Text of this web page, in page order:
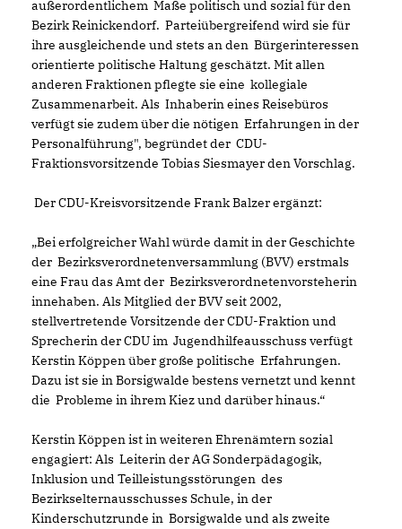
außerordentlichem Maße politisch und sozial für den
Bezirk Reinickendorf. Parteiübergreifend wird sie für
ihre ausgleichende und stets an den Bürgerinteressen
orientierte politische Haltung geschätzt. Mit allen
anderen Fraktionen pflegte sie eine kollegiale
Zusammenarbeit. Als Inhaberin eines Reisebüros
verfügt sie zudem über die nötigen Erfahrungen in der
Personalführung", begründet der CDU-
Fraktionsvorsitzende Tobias Siesmayer den Vorschlag.
Der CDU-Kreisvorsitzende Frank Balzer ergänzt:
Bei erfolgreicher Wahl würde damit in der Geschichte
der Bezirksverordnetenversammlung (BVV) erstmals
eine Frau das Amt der Bezirksverordnetenvorsteherin
innehaben. Als Mitglied der BVV seit 2002,
stellvertretende Vorsitzende der CDU-Fraktion und
Sprecherin der CDU im Jugendhilfeausschuss verfügt
Kerstin Köppen über große politische Erfahrungen.
Dazu ist sie in Borsigwalde bestens vernetzt und kennt
die Probleme in ihrem Kiez und darüber hinaus.“
Kerstin Köppen ist in weiteren Ehrenämtern sozial
engagiert: Als Leiterin der AG Sonderpädagogik,
Inklusion und Teilleistungsstörungen des
Bezirkselternausschusses Schule, in der
Kinderschutzrunde in Borsigwalde und als zweite